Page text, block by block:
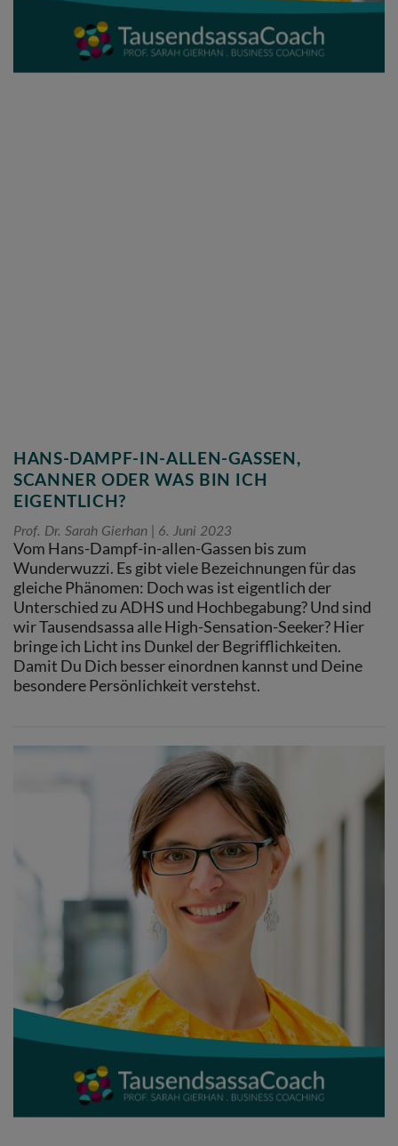
HANS-DAMPF-IN-ALLEN-GASSEN,
SCANNER ODER WAS BIN ICH
EIGENTLICH?
Prof. Dr. Sarah Gierhan 6. Juni 2023
Vom Hans-Dampf-in-allen-Gassen bis zum
Wunderwuzzi. Es gibt viele Bezeichnungen für das
gleiche Phänomen: Doch was ist eigentlich der
Unterschied zu ADHS und Hochbegabung? Und sind
wir Tausendsassa alle High-Sensation-Seeker? Hier
bringe ich Licht ins Dunkel der Begrifflichkeiten.
Damit Du Dich besser einordnen kannst und Deine
besondere Persönlichkeit verstehst.